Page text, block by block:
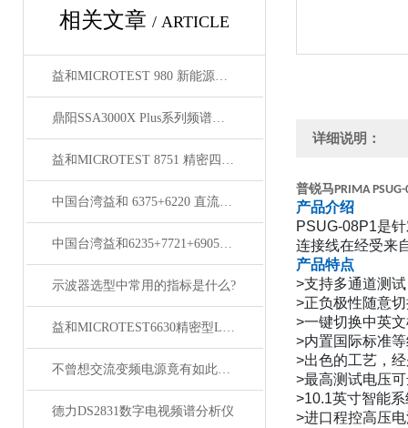
相关文章 / ARTICLE
益和MICROTEST 980 新能源充电桩测试系统
鼎阳SSA3000X Plus系列频谱分析仪
益和MICROTEST 8751 精密四线式线材测试仪
中国台湾益和 6375+6220 直流偏流源测试系统
中国台湾益和6235+7721+6905三合一变压器综合测试系统
示波器选型中常用的指标是什么?
益和MICROTEST6630精密型LCR测试仪
不曾想交流变频电源竟有如此多的性能
德力DS2831数字电视频谱分析仪
详细说明：
普锐马PRIMA
产品介绍
PSUG-08P1是
连接线在经受来
产品特点
>支持多通道测试
>正负极性随意
>一键切换中英
>内置国际标准
>出色的工艺，
>最高测试电压
>10.1英寸智能
>进口程控高压